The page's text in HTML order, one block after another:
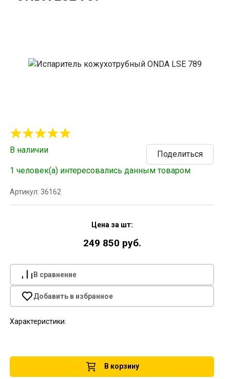
В наличии
Поделиться
1 человек(а) интересовались данным товаром
Артикул: 36162
Цена за шт:
249 850 руб.
В сравнение
Добавить в избранное
Характеристики:
В корзину